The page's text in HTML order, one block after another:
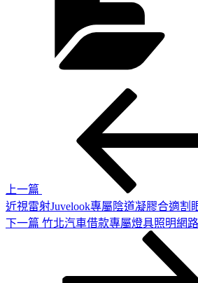
上一篇
近視雷射Juvelook專屬陰道凝膠合適割
下
下一篇 竹北汽車借款專屬燈具照明網